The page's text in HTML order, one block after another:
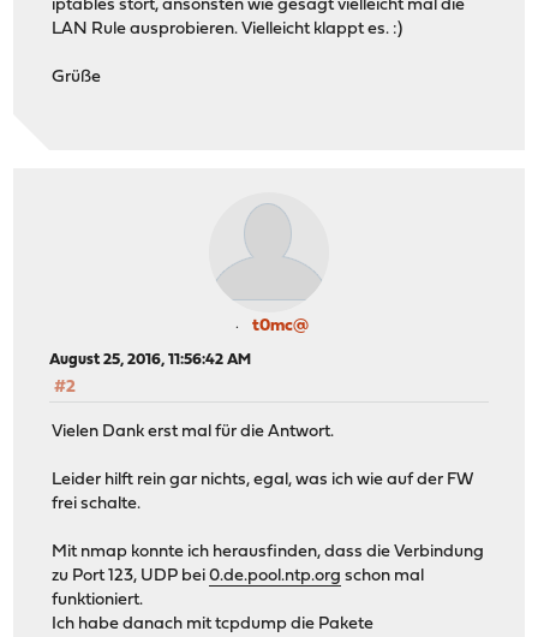
iptables stört, ansonsten wie gesagt vielleicht mal die
LAN Rule ausprobieren. Vielleicht klappt es. :)
Grüße
t0mc@
August 25, 2016, 11:56:42 AM
#2
Vielen Dank erst mal für die Antwort.
Leider hilft rein gar nichts, egal, was ich wie auf der FW
frei schalte.
Mit nmap konnte ich herausfinden, dass die Verbindung
zu Port 123, UDP bei0.de.pool.ntp.org schon mal
funktioniert.
Ich habe danach mit tcpdump die Pakete